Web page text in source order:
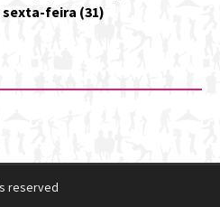
feira (31)
reserved